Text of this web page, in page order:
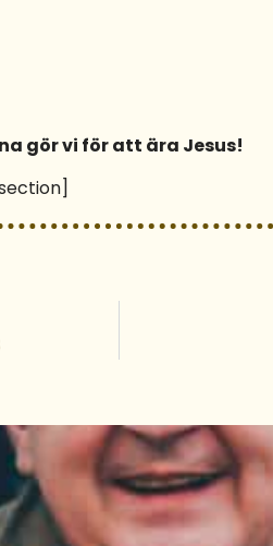
gör vi för att ära Jesus!